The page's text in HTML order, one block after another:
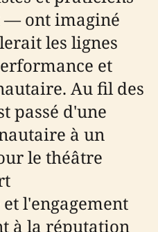
— ont imaginé
les lignes
et
Au fil des
passé d'une
à un
le théâtre
l'engagement
à la réputation